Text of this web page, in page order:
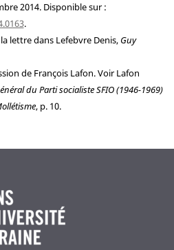
2014. Disponible sur :
.
lettre dans LefebvreDenis, Guy
de François Lafon. VoirLafon
du Parti socialiste SFIO (1946-1969)
, p. 10.